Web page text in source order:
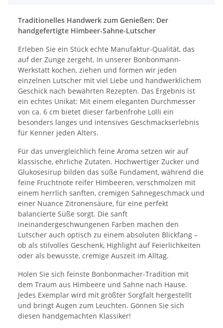
Traditionelles Handwerk zum Genießen: Der
handgefertigte Himbeer-Sahne-Lutscher
Erleben Sie ein Stück echte Manufaktur-Qualität, das
auf der Zunge zergeht. In unserer Bonbonmann-
Werkstatt kochen, ziehen und formen wir jeden
einzelnen Lutscher mit viel Liebe und handwerklichem
Geschick nach bewährten Rezepten. Das Ergebnis ist
ein echtes Unikat: Mit einem eleganten Durchmesser
von ca. 6 cm bietet dieser farbenfrohe Lolli ein
besonders langes und intensives Geschmackserlebnis
für Kenner jeden Alters.
Für das unvergleichlich feine Aroma setzen wir auf
klassische, ehrliche Zutaten. Hochwertiger Zucker und
Glukosesirup bilden das süße Fundament, während die
feine Fruchtnote reifer Himbeeren, verschmolzen mit
einem herrlich sanften, cremigen Sahnegeschmack und
einer Nuance Zitronensäure, für eine perfekt
balancierte Süße sorgt. Die sanft
ineinandergeschwungenen Farben machen den
Lutscher auch optisch zu einem absoluten Blickfang –
ob als stilvolles Geschenk, Highlight auf Feierlichkeiten
oder als bewusste, cremige Auszeit im Alltag.
Holen Sie sich feinste Bonbonmacher-Tradition mit
dem Traum aus Himbeere und Sahne nach Hause.
Jedes Exemplar wird mit größter Sorgfalt hergestellt
und bringt Augen zum Leuchten. Gönnen Sie sich
diesen handgemachten Klassiker!